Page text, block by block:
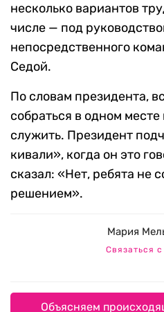
несколько вариантов
числе — под
непосредственного
Седой.
По словам президента,
собраться в одном
служить. Президент
кивали», когда он это
сказал: «Нет, ребята не
решением».
Мария
Связаться
Объясняем